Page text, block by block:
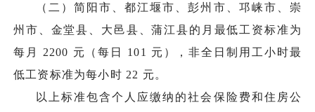
（二）简阳市、都江堰市、彭州市、邛崃市、崇
州市、金堂县、大邑县、蒲江县的月最低工资标准为
每月 2200 元（每日 101 元），非全日制用工小时最
低工资标准为每小时 22 元。
以上标准包含个人应缴纳的社会保险费和住房公